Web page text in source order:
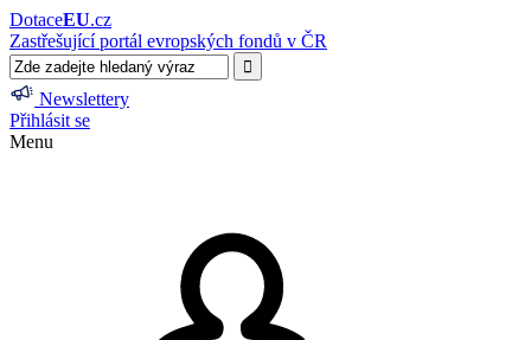
DotaceEU.cz
Zastřešující portál evropských fondů v ČR
Newslettery
Přihlásit se
Menu